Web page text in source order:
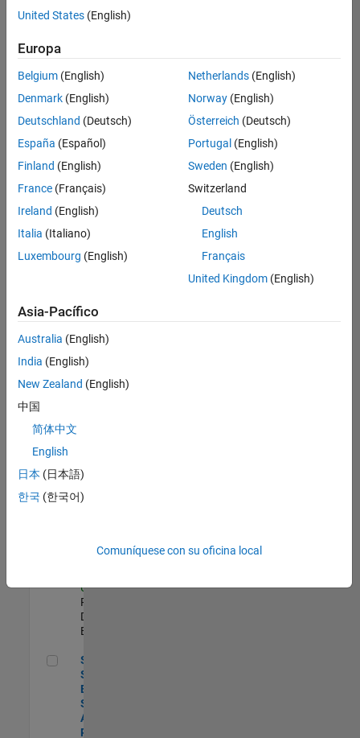
Ordenar por
Guardar
empleos
seleccionados
No se
han
traducido
todos
los
empleos.
Busque
por
ubicación
todos
empleos
en su
zona.
Compiler Engineer LLVM
US-MA-Natick
Development |
Principal
Security
US-MA-Natick|
Product
Development |
Experimentado
Senior Software Engineer - Synthetic Aperture Radar
Senior
Software
Engineer -
Synthetic
Aperture
Radar
United States (English)
Europa
Belgium (English)
Denmark (English)
Deutschland (Deutsch)
España (Español)
Finland (English)
France (Français)
Ireland (English)
Italia (Italiano)
Luxembourg (English)
Netherlands(English)
Norway(English)
Österreich (Deutsch)
Portugal (English)
Sweden (English)
Switzerland
Deutsch
English
Français
United Kingdom(English)
Asia-Pacífico
Australia (English)
India (English)
New Zealand (English)
中国
简体中文
English
日本 (日本語)
한국 (한국어)
Comuníquese con su oficina local